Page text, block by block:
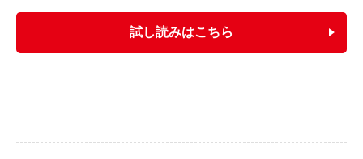
試し読みはこちら